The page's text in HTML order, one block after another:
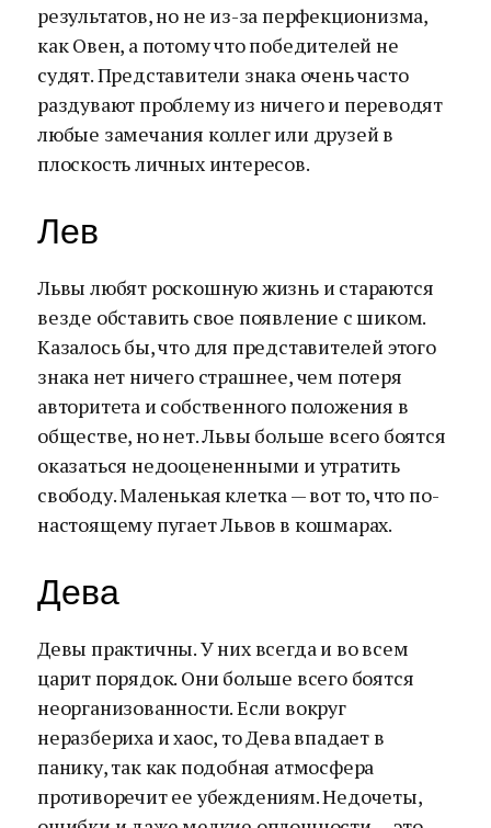
результатов, но не из-за перфекционизма,
как Овен, а потому что победителей не
судят. Представители знака очень часто
раздувают проблему из ничего и переводят
любые замечания коллег или друзей в
плоскость личных интересов.
Лев
Львы любят роскошную жизнь и стараются
везде обставить свое появление с шиком.
Казалось бы, что для представителей этого
знака нет ничего страшнее, чем потеря
авторитета и собственного положения в
обществе, но нет. Львы больше всего боятся
оказаться недооцененными и утратить
свободу. Маленькая клетка — вот то, что по-
настоящему пугает Львов в кошмарах.
Дева
Девы практичны. У них всегда и во всем
царит порядок. Они больше всего боятся
неорганизованности. Если вокруг
неразбериха и хаос, то Дева впадает в
панику, так как подобная атмосфера
противоречит ее убеждениям. Недочеты,